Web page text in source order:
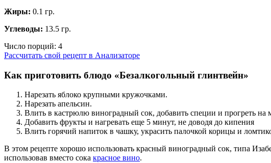
Жиры: 0.1 гр.
Углеводы: 13.5 гр.
Число порций: 4
Рассчитать свой рецепт в Анализаторе
Как приготовить блюдо «Безалкогольный глинтвейн»
Нарезать яблоко крупными кружочками.
Нарезать апельсин.
Влить в кастрюлю виноградный сок, добавить специи и прогреть
Добавить фрукты и нагревать еще 5 минут, не доводя до кипения
Влить горячий напиток в чашку, украсить палочкой корицы и
В этом рецепте хорошо использовать красный виноградный сок, типа
использовав вместо сока красное вино.